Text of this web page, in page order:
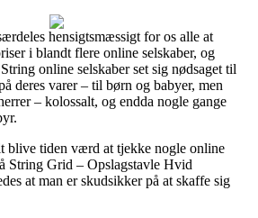
hensigtsmæssigt for os alle at
i blandt flere online selskaber, og
online selskaber set sig nødsaget til
deres varer – til børn og babyer, men
– kolossalt, og endda nogle gange
blive tiden værd at tjekke nogle online
String Grid – Opslagstavle Hvid
at man er skudsikker på at skaffe sig